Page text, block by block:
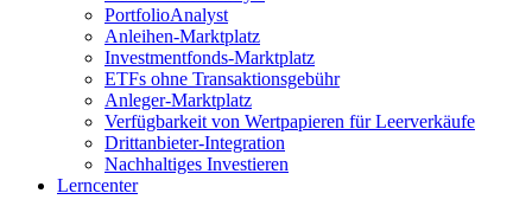
PortfolioAnalyst
Anleihen-Marktplatz
Investmentfonds-Marktplatz
ETFs ohne Transaktionsgebühr
Anleger-Marktplatz
Verfügbarkeit von Wertpapieren für Leerverkäufe
Drittanbieter-Integration
Nachhaltiges Investieren
Lerncenter